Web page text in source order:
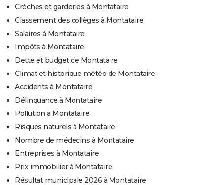
Crèches et garderies à Montataire
Classement des collèges à Montataire
Salaires à Montataire
Impôts à Montataire
Dette et budget de Montataire
Climat et historique météo de Montataire
Accidents à Montataire
Délinquance à Montataire
Pollution à Montataire
Risques naturels à Montataire
Nombre de médecins à Montataire
Entreprises à Montataire
Prix immobilier à Montataire
Résultat municipale 2026 à Montataire